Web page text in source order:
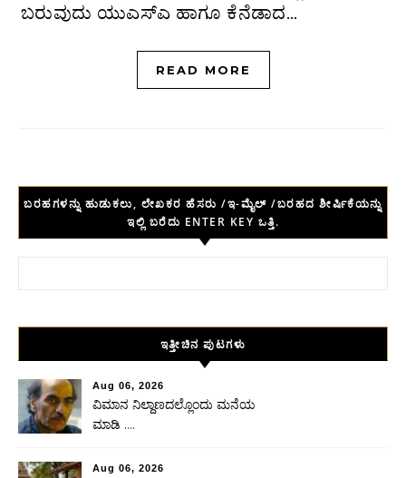
ಬರುವುದು ಯು‌ಎಸ್‌ಎ ಹಾಗೂ ಕೆನೆಡಾದ…
READ MORE
ಬರಹಗಳನ್ನು ಹುಡುಕಲು, ಲೇಖಕರ ಹೆಸರು /ಇ-ಮೈಲ್ /ಬರಹದ ಶೀರ್ಷಿಕೆಯನ್ನು
ಇಲ್ಲಿ ಬರೆದು ENTER KEY ಒತ್ತಿ.
ಇತ್ತೀಚಿನ ಪುಟಗಳು
Aug 06, 2026
ವಿಮಾನ ನಿಲ್ದಾಣದಲ್ಲೊಂದು ಮನೆಯ
ಮಾಡಿ ….
Aug 06, 2026